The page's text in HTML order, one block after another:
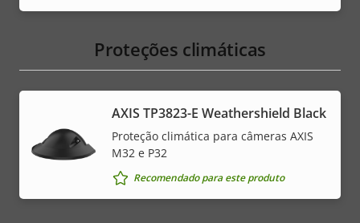
Proteções climáticas
AXIS TP3823-E Weathershield Black
Proteção climática para câmeras AXIS
M32 e P32
Recomendado para este produto